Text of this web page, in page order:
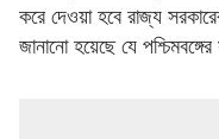
করে দেওয়া হবে রাজ্য
জানানো হয়েছে যে